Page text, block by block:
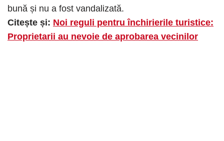
bună și nu a fost vandalizată.
Citește și: Noi reguli pentru închirierile turistice:
Proprietarii au nevoie de aprobarea vecinilor